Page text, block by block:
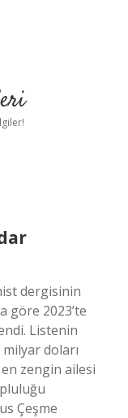
dergisinin
göre 2023’te
Listenin
milyar doları
zengin ailesi
Çeşme